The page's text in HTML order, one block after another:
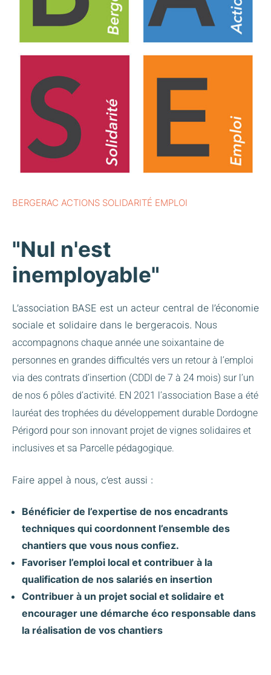
BERGERAC ACTIONS SOLIDARITÉ EMPLOI
"Nul n'est
inemployable"
L’association BASE est un acteur central de l’économie
sociale et solidaire dans le bergeracois. Nous
accompagnons chaque année une soixantaine de
personnes en grandes difficultés vers un retour à l’emploi
via des contrats d’insertion (CDDI de 7 à 24 mois) sur l’un
de nos 6 pôles d’activité. EN 2021 l’association Base a été
lauréat des trophées du développement durable Dordogne
Périgord pour son innovant projet de vignes solidaires et
inclusives et sa Parcelle pédagogique.
Faire appel à nous, c’est aussi :
Bénéficier de l’expertise de nos encadrants
techniques qui coordonnent l’ensemble des
chantiers que vous nous confiez.
Favoriser l’emploi local et contribuer à la
qualification de nos salariés en insertion
Contribuer à un projet social et solidaire et
encourager une démarche éco responsable dans
la réalisation de vos chantiers